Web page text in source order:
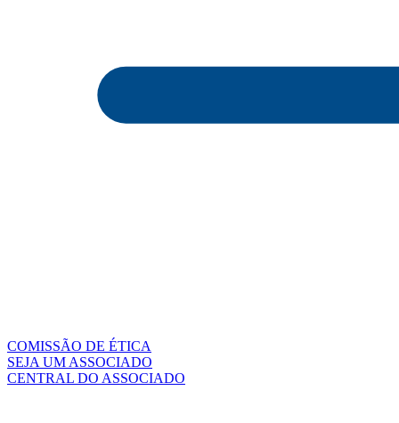
COMISSÃO DE ÉTICA
SEJA UM ASSOCIADO
CENTRAL DO ASSOCIADO